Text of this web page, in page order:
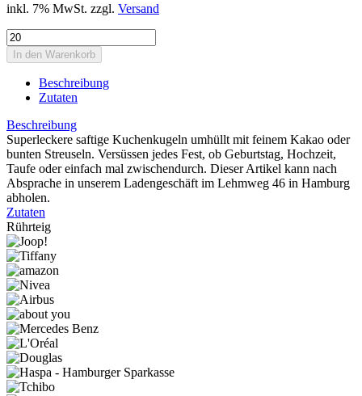
inkl. 7% MwSt. zzgl. Versand
Beschreibung
Zutaten
Beschreibung
Superleckere saftige Kuchenkugeln umhüllt mit feinem Kakao oder
bunten Streuseln. Versüssen jedes Fest, ob Geburtstag, Hochzeit,
Taufe oder einfach mal zwischendurch. Dieser Artikel kann nach
Absprache in unserem Ladengeschäft im Lehmweg 46 in Hamburg
abholen.
Zutaten
Rührteig